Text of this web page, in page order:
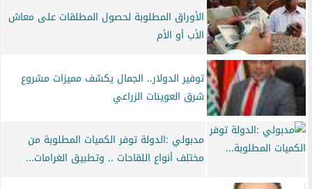
الأوراق المطلوبة لحصول المطلقات على معاش
الأب أو الأم
توفير الدولار.. الجمال يكشف مميزات مشروع
شرق العوينات الزراعي
مدبولي :الدولة توفر الكميات المطلوبة من
مختلف أنواع اللقاحات .. وتطبيق الغرامات...